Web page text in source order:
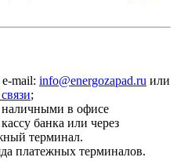
mail: info@energozapad.ru или
;
наличными в офисе
банка или через
терминал.
платежных терминалов.